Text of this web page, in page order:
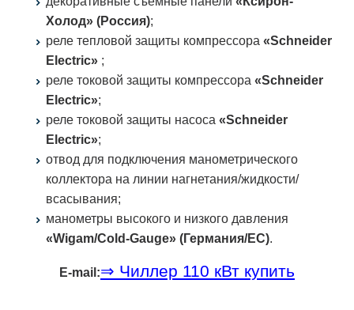
Холод» (Россия);
реле тепловой защиты компрессора «Schneider
Electric» ;
реле токовой защиты компрессора «Schneider
Electric»;
реле токовой защиты насоса «Schneider
Electric»;
отвод для подключения манометрического
коллектора на линии нагнетания/жидкости/
всасывания;
манометры высокого и низкого давления
«Wigam/Cold-Gauge» (Германия/ЕС).
E-mail:⇒ Чиллер 110 кВт купить